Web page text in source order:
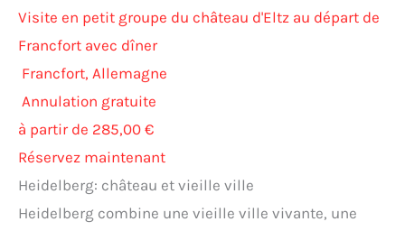
Visite en petit groupe du château d'Eltz au départ de
Francfort avec dîner
Francfort, Allemagne
Annulation gratuite
à partir de 285,00 €
Réservez maintenant
Heidelberg: château et vieille ville
Heidelberg combine une vieille ville vivante, une